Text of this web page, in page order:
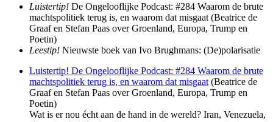
Luistertip! De Ongelooflijke Podcast: #284 Waarom de brute
machtspolitiek terug is, en waarom dat misgaat (Beatrice de
Graaf en Stefan Paas over Groenland, Europa, Trump en
Poetin)
Leestip! Nieuwste boek van Ivo Brughmans: (De)polarisatie
Luistertip! De Ongelooflijke Podcast: #284 Waarom de brute
machtspolitiek terug is, en waarom dat misgaat (Beatrice de
Graaf en Stefan Paas over Groenland, Europa, Trump en
Poetin)
Wat is er nou écht aan de hand in de wereld? Iran, Venezuela,